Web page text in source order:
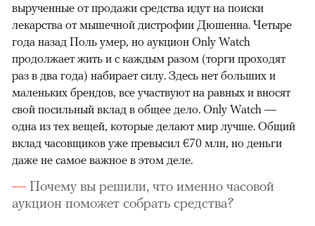
вырученные от продажи средства идут на поиски
лекарства от мышечной дистрофии Дюшенна. Четыре
года назад Поль умер, но аукцион Only Watch
продолжает жить и с каждым разом (торги проходят
раз в два года) набирает силу. Здесь нет больших и
маленьких брендов, все участвуют на равных и вносят
свой посильный вклад в общее дело. Only Watch —
одна из тех вещей, которые делают мир лучше. Общий
вклад часовщиков уже превысил €70 млн, но деньги
даже не самое важное в этом деле.
Почему вы решили, что именно часовой
аукцион поможет собрать средства?